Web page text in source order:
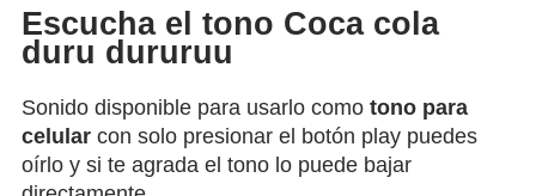
Escucha el tono Coca cola
duru dururuu
Sonido disponible para usarlo como tono para
celular con solo presionar el botón play puedes
oírlo y si te agrada el tono lo puede bajar